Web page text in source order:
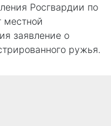
Росгвардии по
местной
заявление о
ружья.